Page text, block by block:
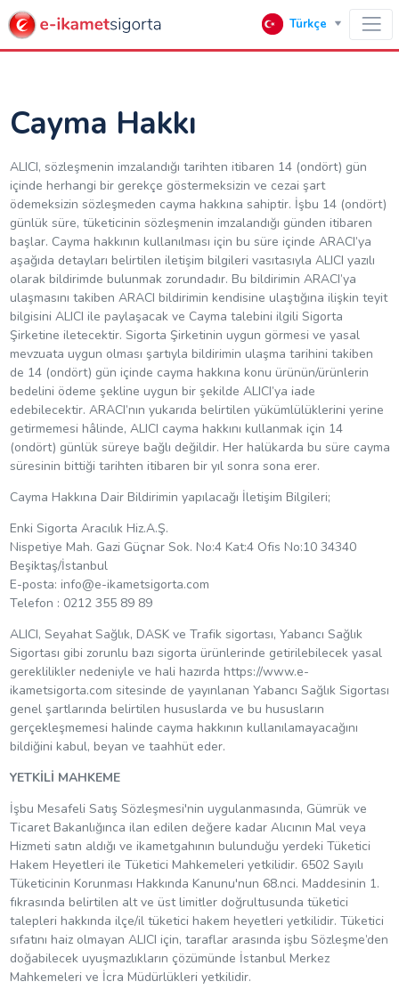
Türkçe
Cayma Hakkı
ALICI, sözleşmenin imzalandığı tarihten itibaren 14 (ondört) gün
içinde herhangi bir gerekçe göstermeksizin ve cezai şart
ödemeksizin sözleşmeden cayma hakkına sahiptir. İşbu 14 (ondört)
günlük süre, tüketicinin sözleşmenin imzalandığı günden itibaren
başlar. Cayma hakkının kullanılması için bu süre içinde ARACI’ya
aşağıda detayları belirtilen iletişim bilgileri vasıtasıyla ALICI yazılı
olarak bildirimde bulunmak zorundadır. Bu bildirimin ARACI’ya
ulaşmasını takiben ARACI bildirimin kendisine ulaştığına ilişkin teyit
bilgisini ALICI ile paylaşacak ve Cayma talebini ilgili Sigorta
Şirketine iletecektir. Sigorta Şirketinin uygun görmesi ve yasal
mevzuata uygun olması şartıyla bildirimin ulaşma tarihini takiben
de 14 (ondört) gün içinde cayma hakkına konu ürünün/ürünlerin
bedelini ödeme şekline uygun bir şekilde ALICI’ya iade
edebilecektir. ARACI’nın yukarıda belirtilen yükümlülüklerini yerine
getirmemesi hâlinde, ALICI cayma hakkını kullanmak için 14
(ondört) günlük süreye bağlı değildir. Her halükarda bu süre cayma
süresinin bittiği tarihten itibaren bir yıl sonra sona erer.
Cayma Hakkına Dair Bildirimin yapılacağı İletişim Bilgileri;
Enki Sigorta Aracılık Hiz.A.Ş.
Nispetiye Mah. Gazi Güçnar Sok. No:4 Kat:4 Ofis No:10 34340
Beşiktaş/İstanbul
E-posta: info@e-ikametsigorta.com
Telefon : 0212 355 89 89
ALICI, Seyahat Sağlık, DASK ve Trafik sigortası, Yabancı Sağlık
Sigortası gibi zorunlu bazı sigorta ürünlerinde getirilebilecek yasal
gereklilikler nedeniyle ve hali hazırda https://www.e-
ikametsigorta.com sitesinde de yayınlanan Yabancı Sağlık Sigortası
genel şartlarında belirtilen hususlarda ve bu hususların
gerçekleşmemesi halinde cayma hakkının kullanılamayacağını
bildiğini kabul, beyan ve taahhüt eder.
YETKİLİ MAHKEME
İşbu Mesafeli Satış Sözleşmesi'nin uygulanmasında, Gümrük ve
Ticaret Bakanlığınca ilan edilen değere kadar Alıcının Mal veya
Hizmeti satın aldığı ve ikametgahının bulunduğu yerdeki Tüketici
Hakem Heyetleri ile Tüketici Mahkemeleri yetkilidir. 6502 Sayılı
Tüketicinin Korunması Hakkında Kanunu'nun 68.nci. Maddesinin 1.
fıkrasında belirtilen alt ve üst limitler doğrultusunda tüketici
talepleri hakkında ilçe/il tüketici hakem heyetleri yetkilidir. Tüketici
sıfatını haiz olmayan ALICI için, taraflar arasında işbu Sözleşme’den
doğabilecek uyuşmazlıkların çözümünde İstanbul Merkez
Mahkemeleri ve İcra Müdürlükleri yetkilidir.